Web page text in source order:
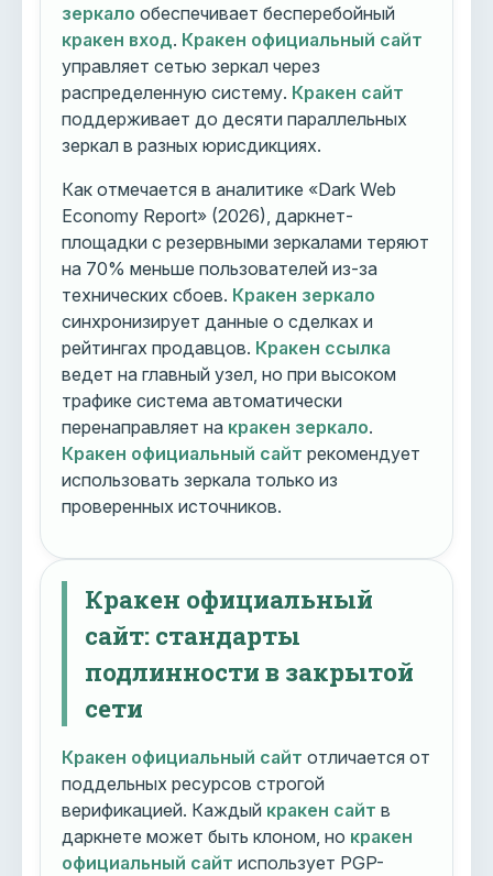
зеркало обеспечивает бесперебойный
кракен вход. Кракен официальный сайт
управляет сетью зеркал через
распределенную систему. Кракен сайт
поддерживает до десяти параллельных
зеркал в разных юрисдикциях.
Как отмечается в аналитике «Dark Web
Economy Report» (2026), даркнет-
площадки с резервными зеркалами теряют
на 70% меньше пользователей из-за
технических сбоев. Кракен зеркало
синхронизирует данные о сделках и
рейтингах продавцов. Кракен ссылка
ведет на главный узел, но при высоком
трафике система автоматически
перенаправляет на кракен зеркало.
Кракен официальный сайт рекомендует
использовать зеркала только из
проверенных источников.
Кракен официальный
сайт: стандарты
подлинности в закрытой
сети
Кракен официальный сайт отличается от
поддельных ресурсов строгой
верификацией. Каждый кракен сайт в
даркнете может быть клоном, но кракен
официальный сайт использует PGP-